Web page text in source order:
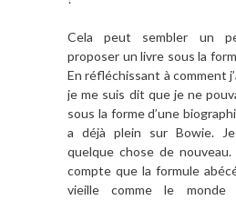
Cela peut sembler un
proposer un livre sous la
En réfléchissant à comment
je me suis dit que je ne
sous la forme d’une
a déjà plein sur Bowie.
quelque chose de
compte que la formule
vieille comme le monde